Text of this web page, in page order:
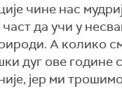
чине нас
част да учи у
А колико
дуг ове године
јер ми